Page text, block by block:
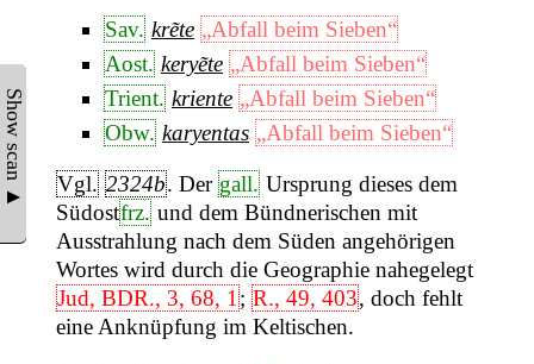
Show scan ▲
Sav. krẽte „Abfall beim Sieben“
Aost. keryẽte „Abfall beim Sieben“
Trient. kriente „Abfall beim Sieben“
Obw. karyentas „Abfall beim Sieben“
Vgl. 2324b. Der gall. Ursprung dieses dem
Südostfrz. und dem Bündnerischen mit
Ausstrahlung nach dem Süden angehörigen
Wortes wird durch die Geographie nahegelegt
Jud, BDR., 3, 68, 1; R., 49, 403, doch fehlt
eine Anknüpfung im Keltischen.